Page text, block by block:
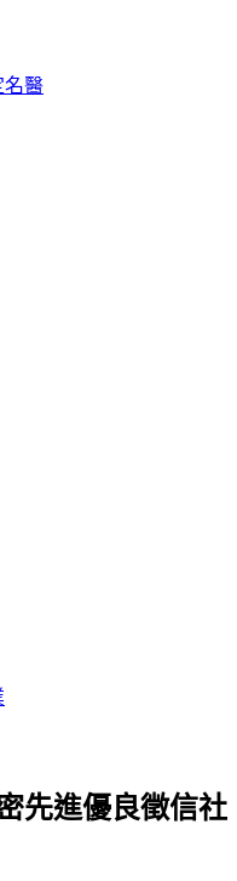
名醫
先進優良徵信社